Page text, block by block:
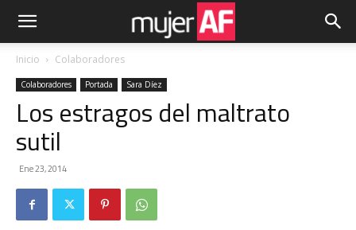
Inicio Colaboradores
Colaboradores Portada Sara Díez
Los estragos del maltrato
sutil
Ene 23, 2014